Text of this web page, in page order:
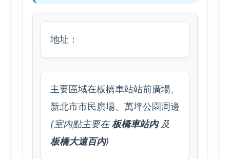
地址：
主要區域在板橋車站站前廣場、
新北市市民廣場、萬坪公園周邊
(室內點主要在板橋車站內及
板橋大遠百內)